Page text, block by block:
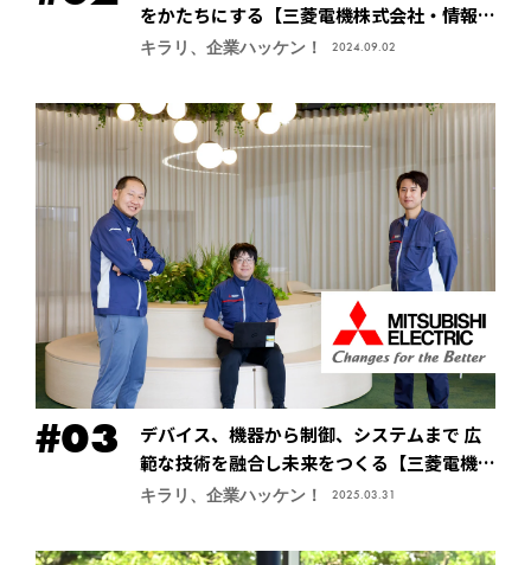
をかたちにする【三菱電機株式会社・情報技
術総合研究所】
キラリ、企業ハッケン！ 2024.09.02
デバイス、機器から制御、システムまで 広
範な技術を融合し未来をつくる【三菱電機株
式会社・先端技術総合研究所】
キラリ、企業ハッケン！ 2025.03.31